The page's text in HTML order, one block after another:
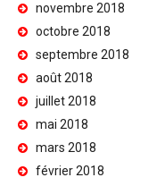
novembre 2018
octobre 2018
septembre 2018
août 2018
juillet 2018
mai 2018
mars 2018
février 2018